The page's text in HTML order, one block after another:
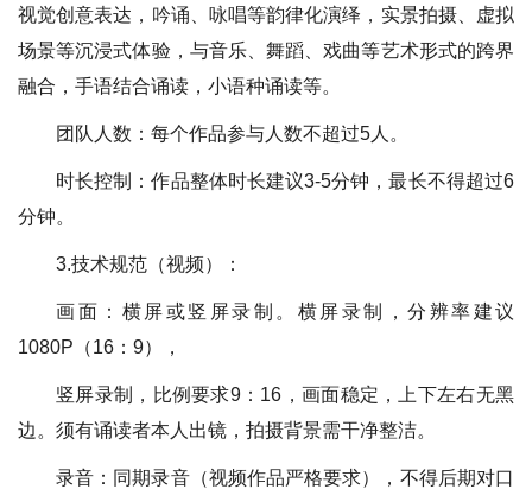
视觉创意表达，吟诵、咏唱等韵律化演绎，实景拍摄、虚拟
场景等沉浸式体验，与音乐、舞蹈、戏曲等艺术形式的跨界
融合，手语结合诵读，小语种诵读等。
团队人数：每个作品参与人数不超过5人。
时长控制：作品整体时长建议3-5分钟，最长不得超过6
分钟。
3.技术规范（视频）：
画面：横屏或竖屏录制。横屏录制，分辨率建议
1080P（16：9），
竖屏录制，比例要求9：16，画面稳定，上下左右无黑
边。须有诵读者本人出镜，拍摄背景需干净整洁。
录音：同期录音（视频作品严格要求），不得后期对口